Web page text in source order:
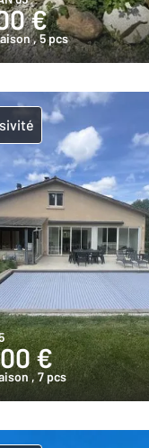
€
, 5 pcs
€
, 7 pcs